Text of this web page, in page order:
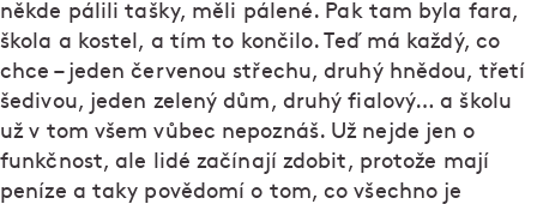
někde pálili tašky, měli pálené. Pak tam byla fara,
škola a kostel, a tím to končilo. Teď má každý, co
chce – jeden červenou střechu, druhý hnědou, třetí
šedivou, jeden zelený dům, druhý fialový… a školu
už v tom všem vůbec nepoznáš. Už nejde jen o
funkčnost, ale lidé začínají zdobit, protože mají
peníze a taky povědomí o tom, co všechno je